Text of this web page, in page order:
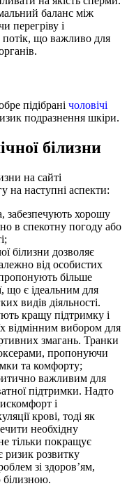
баланс між
перегріву і
потік, що важливо для
підібрані чоловічі
подразнення шкіри.
білизни
на сайті
на наступні аспекти:
забезпечують хорошу
в спекотну погоду або
білизни дозволяє
від особистих
більше
що є ідеальним для
видів діяльності.
кращу підтримку і
відмінним вибором для
змагань. Транки
пропонуючи
та комфорту;
важливим для
підтримки. Надто
і
крові, тоді як
необхідну
тільки покращує
ризик розвитку
зі здоров’ям,
білизною.